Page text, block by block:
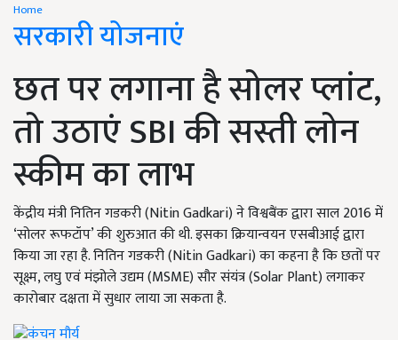
Home
सरकारी योजनाएं
छत पर लगाना है सोलर प्लांट,
तो उठाएं SBI की सस्ती लोन
स्कीम का लाभ
केंद्रीय मंत्री नितिन गडकरी (Nitin Gadkari) ने विश्वबैंक द्वारा साल 2016 में
‘सोलर रूफटॉप’ की शुरुआत की थी. इसका क्रियान्वयन एसबीआई द्वारा
किया जा रहा है. नितिन गडकरी (Nitin Gadkari) का कहना है कि छतों पर
सूक्ष्म, लघु एवं मंझोले उद्यम (MSME) सौर संयंत्र (Solar Plant) लगाकर
कारोबार दक्षता में सुधार लाया जा सकता है.